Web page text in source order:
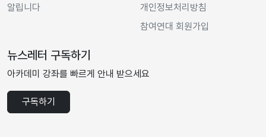
알립니다
개인정보처리방침
참여연대 회원가입
뉴스레터 구독하기
아카데미 강좌를 빠르게 안내 받으세요
구독하기